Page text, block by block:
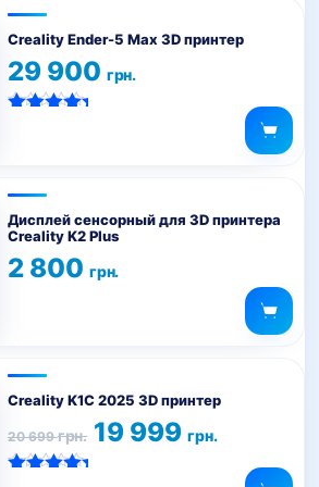
Creality Ender-5 Max 3D принтер
29 900 грн.
Дисплей сенсорный для 3D принтера
Creality K2 Plus
2 800 грн.
Creality K1C 2025 3D принтер
20 699грн.
Первоначальная
цена
составляла
19 999 грн.
цена:
19